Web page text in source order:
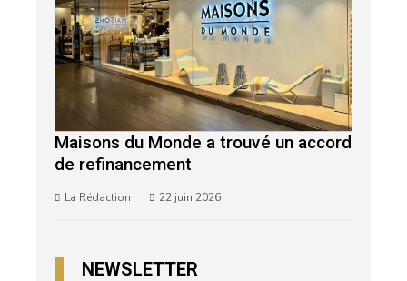
Maisons du Monde a trouvé un accord
de refinancement
La Rédaction 22 juin 2026
NEWSLETTER